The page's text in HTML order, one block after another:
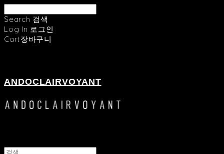
Search 검색
Log In 로그인
Cart장바구니
ANDOCLAIRVOYANT